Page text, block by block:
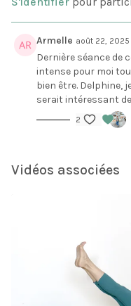
massage du ventre en
vous avez des
Armelle août 22, 2025
Dernière séance de
intense pour moi
bien être. Delphine,
serait intéressant
2
Vidéos associées